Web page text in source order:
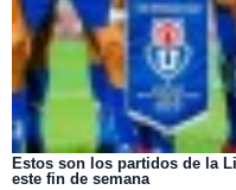
Estos son los partidos de la
este fin de semana